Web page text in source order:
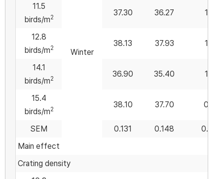
Winter
11.5
birds/m2 37.30 36.27 1.03
12.8
birds/m2 38.13 37.93 1.20
14.1
birds/m2 36.90 35.40 1.50
15.4
birds/m2 38.10 37.70 0.40
SEM 0.131 0.148
Main effect
Crating density